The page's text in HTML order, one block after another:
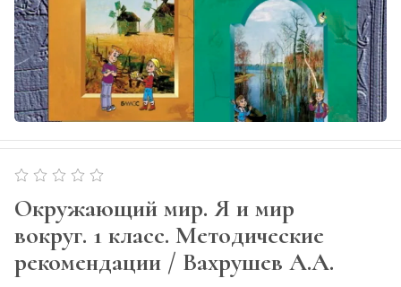
Окружающий мир. Я и мир
вокруг. 1 класс. Методические
рекомендации / Вахрушев А.А.